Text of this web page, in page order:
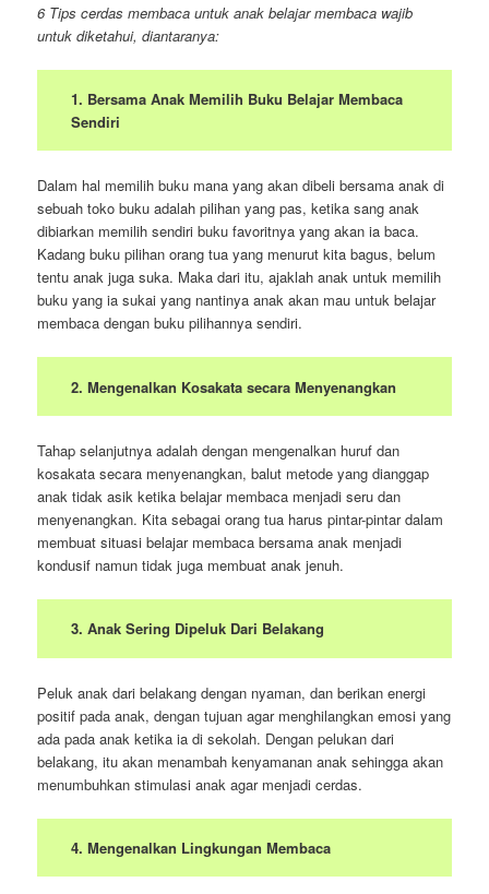
6 Tips cerdas membaca untuk anak belajar membaca wajib
untuk diketahui, diantaranya:
1. Bersama Anak Memilih Buku Belajar Membaca
Sendiri
Dalam hal memilih buku mana yang akan dibeli bersama anak di
sebuah toko buku adalah pilihan yang pas, ketika sang anak
dibiarkan memilih sendiri buku favoritnya yang akan ia baca.
Kadang buku pilihan orang tua yang menurut kita bagus, belum
tentu anak juga suka. Maka dari itu, ajaklah anak untuk memilih
buku yang ia sukai yang nantinya anak akan mau untuk belajar
membaca dengan buku pilihannya sendiri.
2. Mengenalkan Kosakata secara Menyenangkan
Tahap selanjutnya adalah dengan mengenalkan huruf dan
kosakata secara menyenangkan, balut metode yang dianggap
anak tidak asik ketika belajar membaca menjadi seru dan
menyenangkan. Kita sebagai orang tua harus pintar-pintar dalam
membuat situasi belajar membaca bersama anak menjadi
kondusif namun tidak juga membuat anak jenuh.
3. Anak Sering Dipeluk Dari Belakang
Peluk anak dari belakang dengan nyaman, dan berikan energi
positif pada anak, dengan tujuan agar menghilangkan emosi yang
ada pada anak ketika ia di sekolah. Dengan pelukan dari
belakang, itu akan menambah kenyamanan anak sehingga akan
menumbuhkan stimulasi anak agar menjadi cerdas.
4. Mengenalkan Lingkungan Membaca